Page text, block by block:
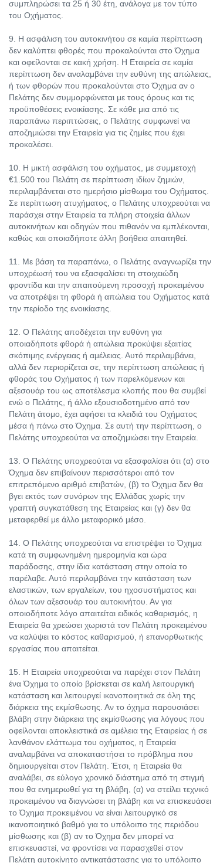
συμπληρώσει τα 25 ή 30 έτη, ανάλογα με τον τύπο
του Οχήματος.
9. Η ασφάλιση του αυτοκινήτου σε καμία περίπτωση
δεν καλύπτει φθορές που προκαλούνται στο Όχημα
και οφείλονται σε κακή χρήση. Η Εταιρεία σε καμία
περίπτωση δεν αναλαμβάνει την ευθύνη της απώλειας,
ή των φθορών που προκαλούνται στο Όχημα αν ο
Πελάτης δεν συμμορφώνεται με τους όρους και τις
προϋποθέσεις ενοικίασης. Σε κάθε μια από τις
παραπάνω περιπτώσεις, ο Πελάτης συμφωνεί να
αποζημιώσει την Εταιρεία για τις ζημίες που έχει
προκαλέσει.
10. Η μικτή ασφάλιση του οχήματος, με συμμετοχή
€1.500 του Πελάτη σε περίπτωση ιδίων ζημιών,
περιλαμβάνεται στο ημερήσιο μίσθωμα του Οχήματος.
Σε περίπτωση ατυχήματος, ο Πελάτης υποχρεούται να
παράσχει στην Εταιρεία τα πλήρη στοιχεία άλλων
αυτοκινήτων και οδηγών που πιθανόν να εμπλέκονται,
καθώς και οποιαδήποτε άλλη βοήθεια απαιτηθεί.
11. Με βάση τα παραπάνω, ο Πελάτης αναγνωρίζει την
υποχρέωσή του να εξασφαλίσει τη στοιχειώδη
φροντίδα και την απαιτούμενη προσοχή προκειμένου
να αποτρέψει τη φθορά ή απώλεια του Οχήματος κατά
την περίοδο της ενοικίασης.
12. Ο Πελάτης αποδέχεται την ευθύνη για
οποιαδήποτε φθορά ή απώλεια προκύψει εξαιτίας
σκόπιμης ενέργειας ή αμέλειας. Αυτό περιλαμβάνει,
αλλά δεν περιορίζεται σε, την περίπτωση απώλειας ή
φθοράς του Οχήματος ή των παρελκόμενων και
αξεσουάρ του ως αποτέλεσμα κλοπής που θα συμβεί
ενώ ο Πελάτης, ή άλλο εξουσιοδοτημένο από τον
Πελάτη άτομο, έχει αφήσει τα κλειδιά του Οχήματος
μέσα ή πάνω στο Όχημα. Σε αυτή την περίπτωση, ο
Πελάτης υποχρεούται να αποζημιώσει την Εταιρεία.
13. Ο Πελάτης υποχρεούται να εξασφαλίσει ότι (α) στο
Όχημα δεν επιβαίνουν περισσότεροι από τον
επιτρεπόμενο αριθμό επιβατών, (β) το Όχημα δεν θα
βγει εκτός των συνόρων της Ελλάδας χωρίς την
γραπτή συγκατάθεση της Εταιρείας και (γ) δεν θα
μεταφερθεί με άλλο μεταφορικό μέσο.
14. Ο Πελάτης υποχρεούται να επιστρέψει το Όχημα
κατά τη συμφωνημένη ημερομηνία και ώρα
παράδοσης, στην ίδια κατάσταση στην οποία το
παρέλαβε. Αυτό περιλαμβάνει την κατάσταση των
ελαστικών, των εργαλείων, του ηχοσυστήματος και
όλων των αξεσουάρ του αυτοκινήτου. Αν για
οποιοδήποτε λόγο απαιτείται ειδικός καθαρισμός, η
Εταιρεία θα χρεώσει χωριστά τον Πελάτη προκειμένου
να καλύψει το κόστος καθαρισμού, ή επανορθωτικής
εργασίας που απαιτείται.
15. Η Εταιρεία υποχρεούται να παρέχει στον Πελάτη
ένα Όχημα το οποίο βρίσκεται σε καλή λειτουργική
κατάσταση και λειτουργεί ικανοποιητικά σε όλη της
διάρκεια της εκμίσθωσης. Αν το όχημα παρουσιάσει
βλάβη στην διάρκεια της εκμίσθωσης για λόγους που
οφείλονται αποκλειστικά σε αμέλεια της Εταιρείας ή σε
λανθάνον ελάττωμα του οχήματος, η Εταιρεία
αναλαμβάνει να αποκαταστήσει το πρόβλημα που
δημιουργείται στον Πελάτη. Έτσι, η Εταιρεία θα
αναλάβει, σε εύλογο χρονικό διάστημα από τη στιγμή
που θα ενημερωθεί για τη βλάβη, (α) να στείλει τεχνικό
προκειμένου να διαγνώσει τη βλάβη και να επισκευάσει
το Όχημα προκειμένου να είναι λειτουργικό σε
ικανοποιητικό βαθμό για το υπόλοιπο της περιόδου
μίσθωσης και (β) αν το Όχημα δεν μπορεί να
επισκευαστεί, να φροντίσει να παρασχεθεί στον
Πελάτη αυτοκίνητο αντικατάστασης για το υπόλοιπο